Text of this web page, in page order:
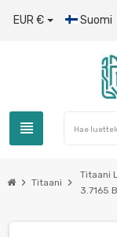
EUR € Suomi
view_headline
chevron_right Titaani chevron_right
Titaani
3.7165